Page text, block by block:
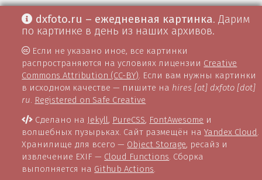
dxfoto.ru – ежедневная картинка. Дарим
по картинке в день из наших архивов.
Если не указано иное, все картинки
распространяются на условиях лицензии Creative
Commons Attribution (CC-BY). Если вам нужны картинки
в исходном качестве — пишите на hires [at] dxfoto [dot]
ru. Registered on Safe Creative
Сделано на Jekyll, PureCSS, FontAwesome и
волшебных пузырьках. Сайт размещён наYandex Cloud.
Хранилище для всего — Object Storage, ресайз и
извлечение EXIF — Cloud Functions. Сборка
выполняется на Github Actions.